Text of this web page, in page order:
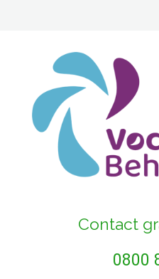
Contact
0800